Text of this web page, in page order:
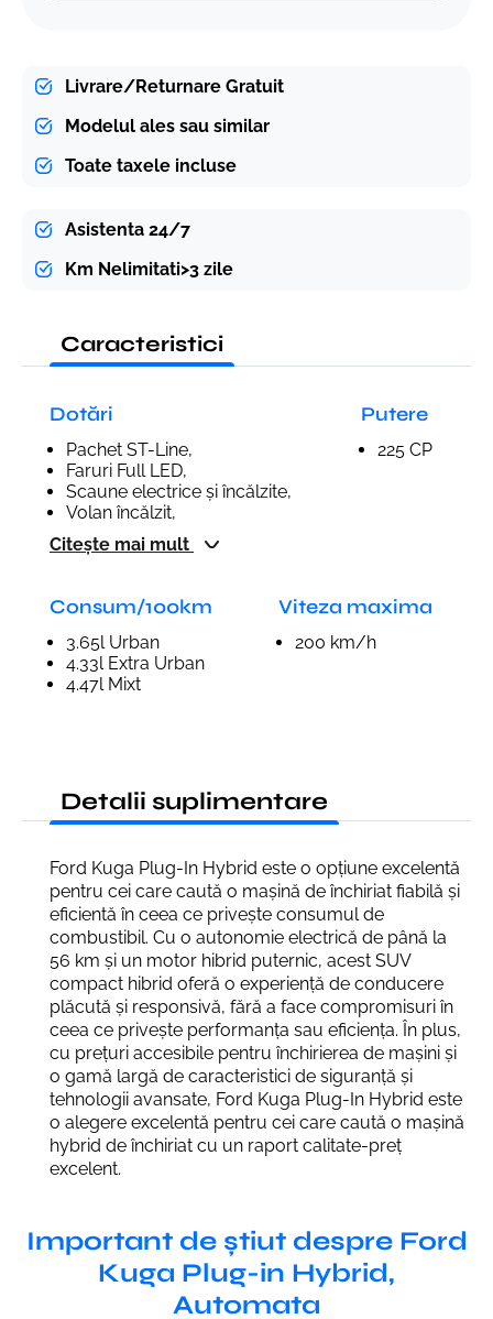
Livrare/Returnare Gratuit
Modelul ales sau similar
Toate taxele incluse
Asistenta 24/7
Km Nelimitati>3 zile
Caracteristici
Dotări
Pachet ST-Line,
Faruri Full LED,
Scaune electrice și încălzite,
Volan încălzit,
Citește mai mult
Putere
225 CP
Consum/100km
3.65l Urban
4.33l Extra Urban
4.47l Mixt
Viteza maxima
200 km/h
Detalii suplimentare
Ford Kuga Plug-In Hybrid este o opțiune excelentă
pentru cei care caută o mașină de închiriat fiabilă și
eficientă în ceea ce privește consumul de
combustibil. Cu o autonomie electrică de până la
56 km și un motor hibrid puternic, acest SUV
compact hibrid oferă o experiență de conducere
plăcută și responsivă, fără a face compromisuri în
ceea ce privește performanța sau eficiența. În plus,
cu prețuri accesibile pentru închirierea de mașini și
o gamă largă de caracteristici de siguranță și
tehnologii avansate, Ford Kuga Plug-In Hybrid este
o alegere excelentă pentru cei care caută o mașină
hybrid de închiriat cu un raport calitate-preț
excelent.
Important de știut despre Ford
Kuga Plug-in Hybrid,
Automata